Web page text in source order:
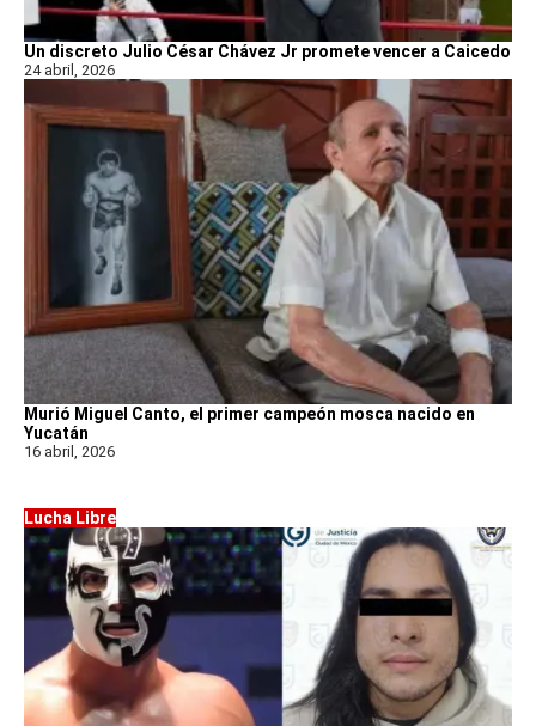
Un discreto Julio César Chávez Jr promete vencer a Caicedo
24 abril, 2026
Murió Miguel Canto, el primer campeón mosca nacido en
Yucatán
16 abril, 2026
Lucha Libre